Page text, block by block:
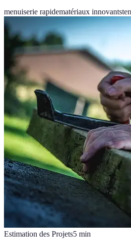
menuiserie rapidematériaux innovants
Estimation des Projets5 min